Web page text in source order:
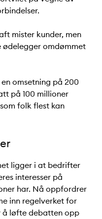
mister kunder, men
ødelegger omdømmet
omsetning på 200
på 100 millioner
folk flest kan
ligger i at bedrifter
interesser på
har. Nå oppfordrer
inn regelverket for
å løfte debatten opp